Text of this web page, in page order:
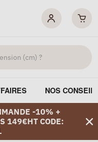
NOS
-10% +
149€HT CODE: